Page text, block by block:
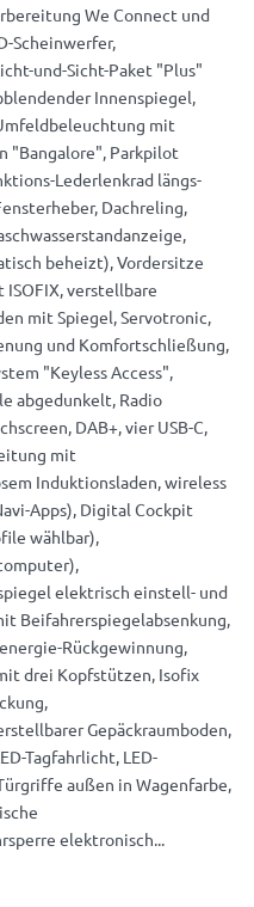
We Connect und
Scheinwerfer,
und-Sicht-Paket "Plus"
Innenspiegel,
mit
"Bangalore", Parkpilot
Lederlenkrad längs-
Dachreling,
beheizt), Vordersitze
verstellbare
mit Spiegel, Servotronic,
und Komfortschließung,
"Keyless Access",
abgedunkelt, Radio
DAB+, vier USB-C,
mit
Induktionsladen, wireless
Apps), Digital Cockpit
wählbar),
elektrisch einstell- und
Beifahrerspiegelabsenkung,
Rückgewinnung,
drei Kopfstützen, Isofix
Gepäckraumboden,
Tagfahrlicht, LED-
außen in Wagenfarbe,
elektronisch...